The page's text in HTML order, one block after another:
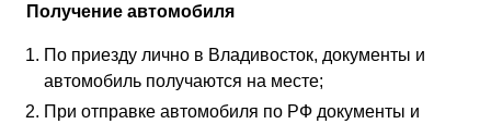
Получение автомобиля
По приезду лично в Владивосток, документы и
автомобиль получаются на месте;
При отправке автомобиля по РФ документы и